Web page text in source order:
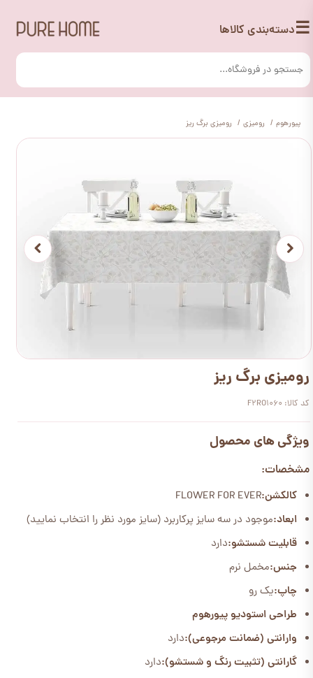
☰دسته‌بندی کالاها
پیورهوم رومیزی رومیزی برگ ریز
رومیزی برگ ریز
کد کالا: F2RO1060
ویژگی های محصول
مشخصات:
کالکشن:FLOWER FOR EVER
ابعاد:موجود در سه سایز پرکاربرد (سایز مورد نظر را انتخاب نمایید)
قابلیت شستشو:دارد
جنس:مخمل نرم
چاپ:یک رو
طراحی استودیو پیورهوم
وارانتی (ضمانت مرجوعی):دارد
گارانتی (تثبیت رنگ و شستشو):دارد